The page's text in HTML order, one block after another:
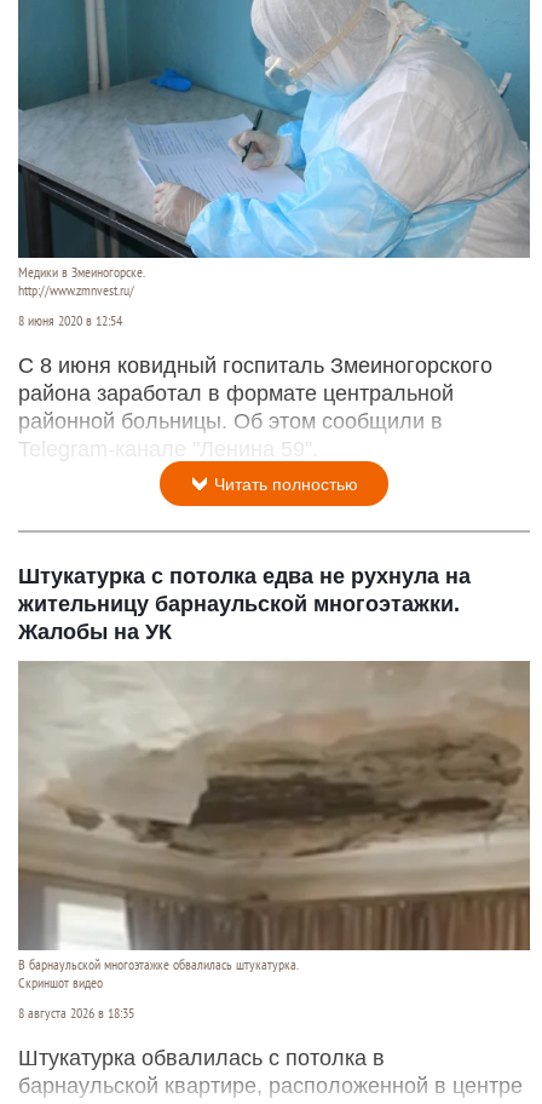
Медики в Змеиногорске.
http://www.zmnvest.ru/
8 июня 2020 в 12:54
С 8 июня ковидный госпиталь Змеиногорского
района заработал в формате центральной
районной больницы. Об этом сообщили в
Telegram-канале "Ленина 59".
Читать полностью
Штукатурка с потолка едва не рухнула на
жительницу барнаульской многоэтажки.
Жалобы на УК
В барнаульской многоэтажке обвалилась штукатурка.
Скриншот видео
8 августа 2026 в 18:35
Штукатурка обвалилась с потолка в
барнаульской квартире, расположенной в центре